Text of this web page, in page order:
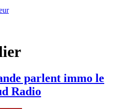
parlent immo le
Radio